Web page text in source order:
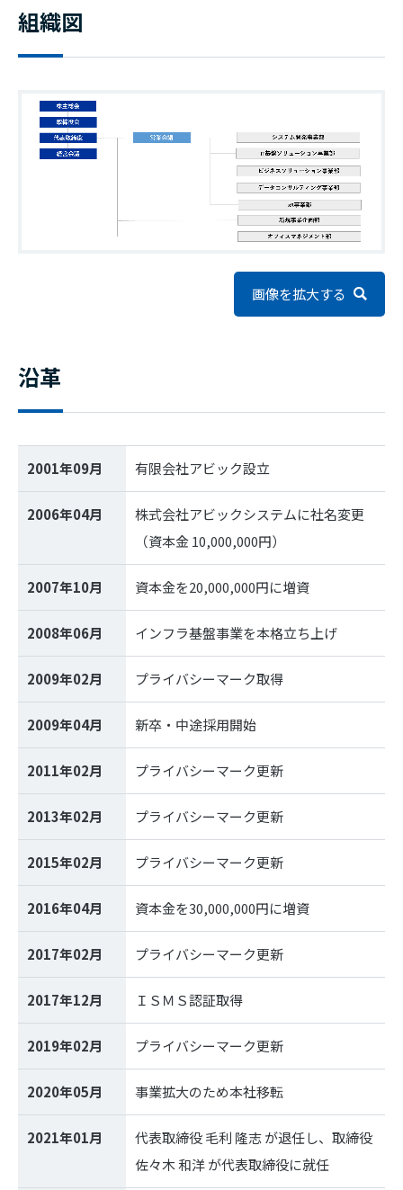
組織図
画像を拡大する
沿革
2001年09月 有限会社アビック設立
2006年04月
株式会社アビックシステムに社名変更
（資本金 10,000,000円）
2007年10月 資本金を20,000,000円に増資
2008年06月 インフラ基盤事業を本格立ち上げ
2009年02月 プライバシーマーク取得
2009年04月 新卒・中途採用開始
2011年02月 プライバシーマーク更新
2013年02月 プライバシーマーク更新
2015年02月 プライバシーマーク更新
2016年04月 資本金を30,000,000円に増資
2017年02月 プライバシーマーク更新
2017年12月 ＩＳＭＳ認証取得
2019年02月 プライバシーマーク更新
2020年05月 事業拡大のため本社移転
2021年01月
代表取締役 毛利 隆志 が退任し、取締役
佐々木 和洋 が代表取締役に就任